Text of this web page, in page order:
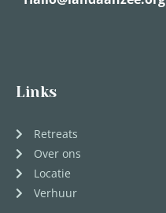
Links
Retreats
Over ons
Locatie
Verhuur